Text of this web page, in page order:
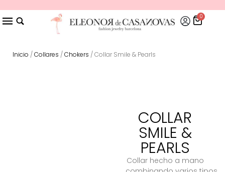
0
Inicio /Collares /Chokers / Collar Smile & Pearls
COLLAR
SMILE &
PEARLS
Collar hecho a mano